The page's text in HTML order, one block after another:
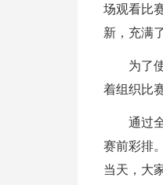
场观看比
新，充满
为了
着组织比
通过
赛前彩排
当天，大